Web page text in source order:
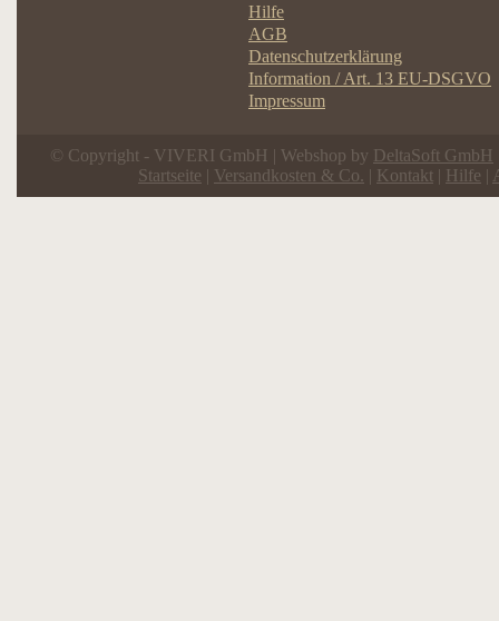
Hilfe
AGB
Datenschutzerklärung
Information / Art. 13 EU-DSGVO
Impressum
© Copyright - VIVERI GmbH | Webshop by DeltaSoft GmbH
Startseite | Versandkosten & Co. | Kontakt | Hilfe |